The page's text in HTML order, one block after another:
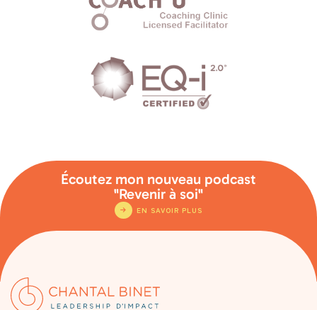
Écoutez mon nouveau podcast
"Revenir à soi"
EN SAVOIR PLUS